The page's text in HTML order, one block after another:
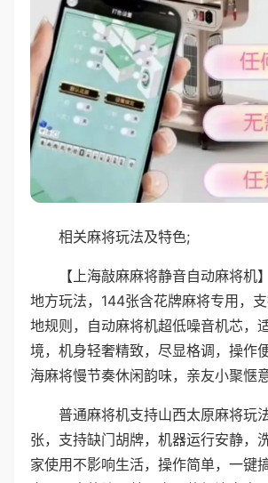
相关麻将玩法及特色;
【上海敲麻麻将静音自动麻将机
地方玩法，144张含花牌麻将专用，
地规则，自动麻将机超低噪音机芯，
境，机身轻奢精致，尽显格调，操作
海麻将慢节奏休闲韵味，亲友小聚惬意
普通麻将机支持山西太原麻将玩
张，支持缺门胡牌，机器运行安静，
家使用不影响生活，操作简单，一键